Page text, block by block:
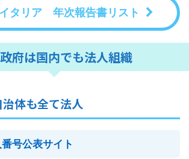
タリア 年次報告書リスト
府は国内でも法人組織
体も全て法人
号公表サイト